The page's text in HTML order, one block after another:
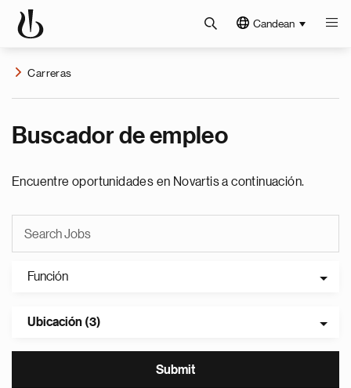
Candean
Carreras
Buscador de empleo
Encuentre oportunidades en Novartis a continuación.
Función
Ubicación (3)